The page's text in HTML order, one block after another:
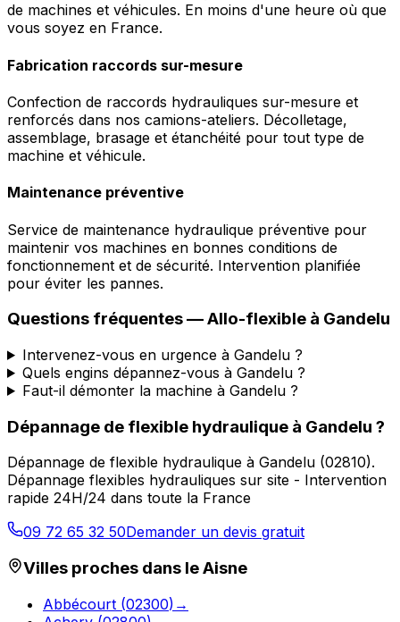
de machines et véhicules. En moins d'une heure où que
vous soyez en France.
Fabrication raccords sur-mesure
Confection de raccords hydrauliques sur-mesure et
renforcés dans nos camions-ateliers. Décolletage,
assemblage, brasage et étanchéité pour tout type de
machine et véhicule.
Maintenance préventive
Service de maintenance hydraulique préventive pour
maintenir vos machines en bonnes conditions de
fonctionnement et de sécurité. Intervention planifiée
pour éviter les pannes.
Questions fréquentes —Allo-flexible à Gandelu
Intervenez-vous en urgence à Gandelu ?
Quels engins dépannez-vous à Gandelu ?
Faut-il démonter la machine à Gandelu ?
Dépannage de flexible hydraulique à Gandelu ?
Dépannage de flexible hydraulique à Gandelu (02810).
Dépannage flexibles hydrauliques sur site - Intervention
rapide 24H/24 dans toute la France
09 72 65 32 50Demander un devis gratuit
Villes proches dans leAisne
Abbécourt (02300) →